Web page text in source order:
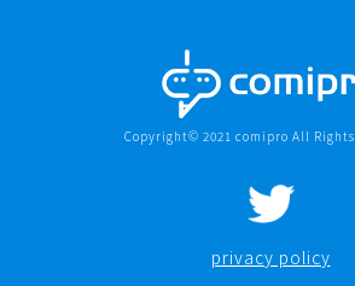
Copyright© 2021 comipro All Rights
privacy policy